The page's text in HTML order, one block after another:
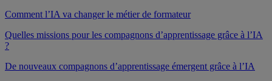
Comment l’IA va changer le métier de formateur
Quelles missions pour les compagnons d’apprentissage grâce à l’IA
?
De nouveaux compagnons d’apprentissage émergent grâce à l’IA